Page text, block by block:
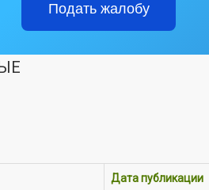
Подать жалобу
Дата публикации